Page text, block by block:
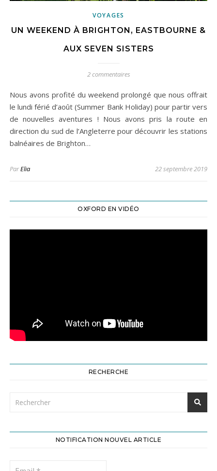
VOYAGES
UN WEEKEND À BRIGHTON, EASTBOURNE &
AUX SEVEN SISTERS
2 commentaires
Nous avons profité du weekend prolongé que nous offrait
le lundi férié d’août (Summer Bank Holiday) pour partir vers
de nouvelles aventures ! Nous avons pris la route en
direction du sud de l’Angleterre pour découvrir les stations
balnéaires de Brighton…
ParElia 22 septembre 2019
OXFORD EN VIDÉO
RECHERCHE
NOTIFICATION NOUVEL ARTICLE